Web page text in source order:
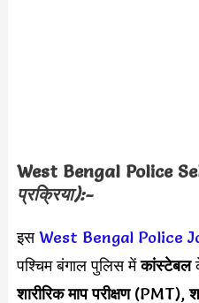
West Bengal Police
प्रक्रिया):-
इसWest Bengal Police
पश्चिम बंगाल पुलिस मेंकांस्टेबल
शारीरिक माप परीक्षण (PMT),